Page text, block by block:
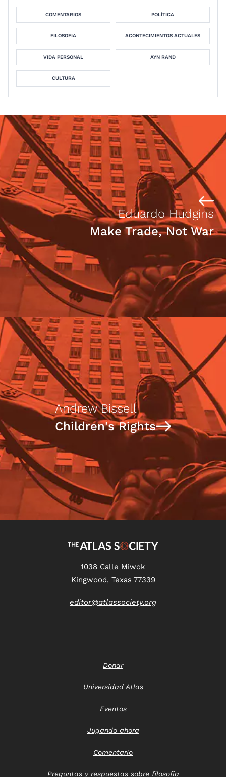
COMENTARIOS POLÍTICA
FILOSOFIA ACONTECIMIENTOS ACTUALES
VIDA PERSONAL AYN RAND
CULTURA
Eduardo Hudgins
Make Trade, Not War
Andrew Bissell
Children's Rights
1038 Calle Miwok
Kingwood, Texas 77339
editor@atlassociety.org
Donar
Universidad Atlas
Eventos
Jugando ahora
Comentario
Preguntas y respuestas sobre filosofía